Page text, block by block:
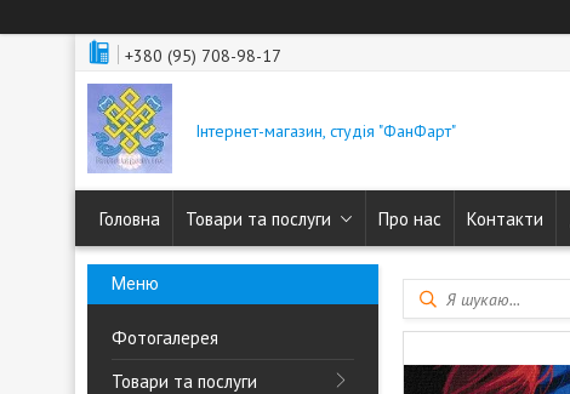
+380 (95) 708-98-17
Інтернет-магазин, студія "ФанФарт"
Головна Товари та послуги Про нас Контакти
Фотогалерея
Товари та послуги